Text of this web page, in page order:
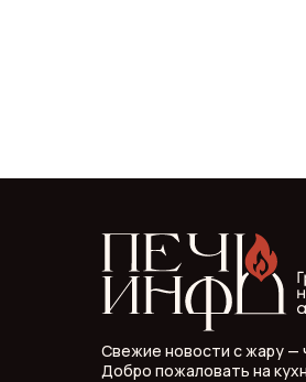
Свежие новости с жару —
Добро пожаловать на